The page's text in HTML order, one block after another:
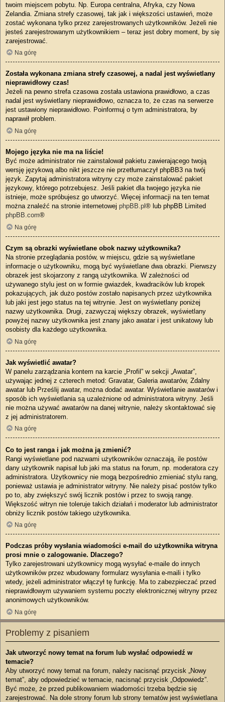
twoim miejscem pobytu. Np. Europa centralna, Afryka, czy Nowa
Zelandia. Zmiana strefy czasowej, tak jak i większości ustawień, może
zostać wykonana tylko przez zarejestrowanych użytkowników. Jeżeli nie
jesteś zarejestrowanym użytkownikiem – teraz jest dobry moment, by się
zarejestrować.
Na górę
Została wykonana zmiana strefy czasowej, a nadal jest wyświetlany
nieprawidłowy czas!
Jeżeli na pewno strefa czasowa została ustawiona prawidłowo, a czas
nadal jest wyświetlany nieprawidłowo, oznacza to, że czas na serwerze
jest ustawiony nieprawidłowo. Poinformuj o tym administratora, by
naprawił problem.
Na górę
Mojego języka nie ma na liście!
Być może administrator nie zainstalował pakietu zawierającego twoją
wersję językową albo nikt jeszcze nie przetłumaczył phpBB3 na twój
język. Zapytaj administratora witryny czy może zainstalować pakiet
językowy, którego potrzebujesz. Jeśli pakiet dla twojego języka nie
istnieje, może spróbujesz go utworzyć. Więcej informacji na ten temat
można znaleźć na stronie internetowej phpBB.pl ® lub phpBB Limited
phpBB.com®
Na górę
Czym są obrazki wyświetlane obok nazwy użytkownika?
Na stronie przeglądania postów, w miejscu, gdzie są wyświetlane
informacje o użytkowniku, mogą być wyświetlane dwa obrazki. Pierwszy
obrazek jest skojarzony z rangą użytkownika. W zależności od
używanego stylu jest on w formie gwiazdek, kwadracików lub kropek
pokazujących, jak dużo postów zostało napisanych przez użytkownika
lub jaki jest jego status na tej witrynie. Jest on wyświetlany poniżej
nazwy użytkownika. Drugi, zazwyczaj większy obrazek, wyświetlany
powyżej nazwy użytkownika jest znany jako awatar i jest unikatowy lub
osobisty dla każdego użytkownika.
Na górę
Jak wyświetlić awatar?
W panelu zarządzania kontem na karcie „Profil” w sekcji „Awatar”,
używając jednej z czterech metod: Gravatar, Galeria awatarów, Zdalny
awatar lub Prześlij awatar, można dodać awatar. Wyświetlanie awatarów i
sposób ich wyświetlania są uzależnione od administratora witryny. Jeśli
nie można używać awatarów na danej witrynie, należy skontaktować się
z jej administratorem.
Na górę
Co to jest ranga i jak można ją zmienić?
Rangi wyświetlane pod nazwami użytkowników oznaczają, ile postów
dany użytkownik napisał lub jaki ma status na forum, np. moderatora czy
administratora. Użytkownicy nie mogą bezpośrednio zmieniać stylu rang,
ponieważ ustawia je administrator witryny. Nie należy pisać postów tylko
po to, aby zwiększyć swój licznik postów i przez to swoją rangę.
Większość witryn nie toleruje takich działań i moderator lub administrator
obniży licznik postów takiego użytkownika.
Na górę
Podczas próby wysłania wiadomości e-mail do użytkownika witryna
prosi mnie o zalogowanie. Dlaczego?
Tylko zarejestrowani użytkownicy mogą wysyłać e-maile do innych
użytkowników przez wbudowany formularz wysyłania e-maili i tylko
wtedy, jeżeli administrator włączył tę funkcję. Ma to zabezpieczać przed
nieprawidłowym używaniem systemu poczty elektronicznej witryny przez
anonimowych użytkowników.
Na górę
Problemy z pisaniem
Jak utworzyć nowy temat na forum lub wysłać odpowiedź w
temacie?
Aby utworzyć nowy temat na forum, należy nacisnąć przycisk „Nowy
temat”, aby odpowiedzieć w temacie, nacisnąć przycisk „Odpowiedz”.
Być może, że przed publikowaniem wiadomości trzeba będzie się
zarejestrować. Na dole strony forum lub strony tematów jest wyświetlana